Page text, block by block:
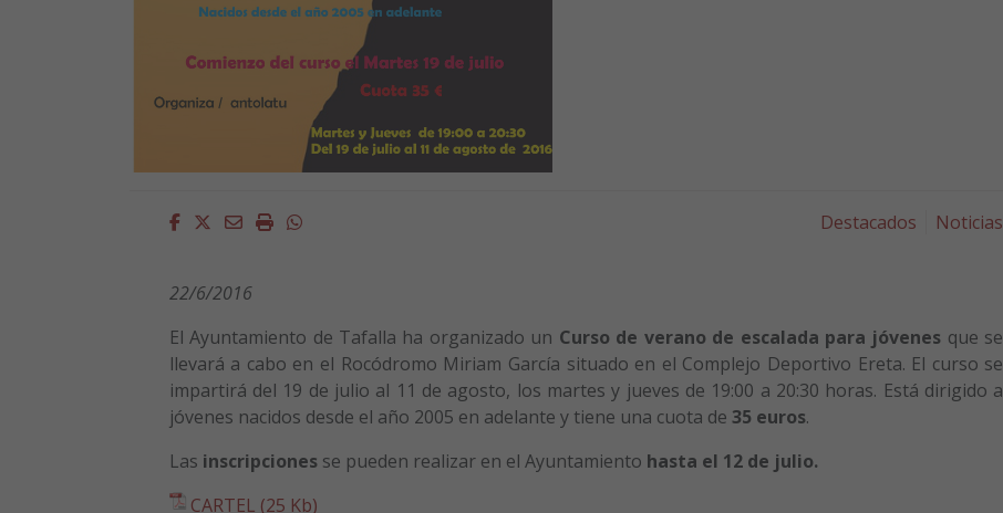
Facebook
Twitter
EmailImprimirWhatsapp Destacados Noticias
22/6/2016
El Ayuntamiento de Tafalla ha organizado un Curso de verano de escalada para jóvenes que se
llevará a cabo en el Rocódromo Miriam García situado en el Complejo Deportivo Ereta. El curso se
impartirá del 19 de julio al 11 de agosto, los martes y jueves de 19:00 a 20:30 horas. Está dirigido a
jóvenes nacidos desde el año 2005 en adelante y tiene una cuota de 35 euros.
Las inscripcionesse pueden realizar en el Ayuntamiento hasta el 12 de julio.
CARTEL (25 Kb)